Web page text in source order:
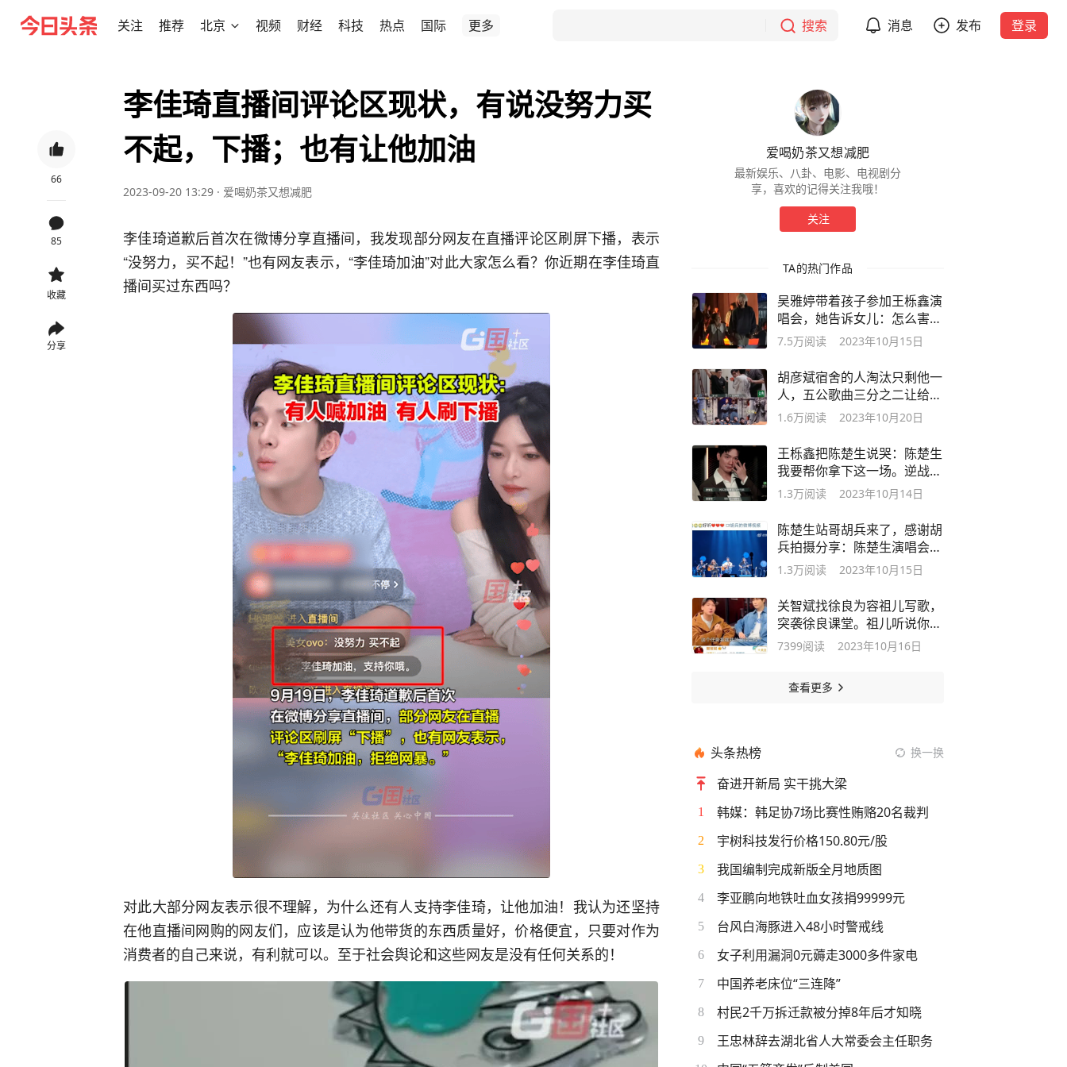
关注 推荐 北京 视频 财经 科技 热点 国际 更多 搜索 消息 发布 登录
66
85
收藏
分享
李佳琦直播间评论区现状，有说没努力买
不起，下播；也有让他加油
2023-09-20 13:29 · 爱喝奶茶又想减肥
李佳琦道歉后首次在微博分享直播间，我发现部分网友在直播评论区刷屏下播，表示
“没努力，买不起！”也有网友表示，“李佳琦加油”对此大家怎么看？你近期在李佳琦直
播间买过东西吗？
对此大部分网友表示很不理解，为什么还有人支持李佳琦，让他加油！我认为还坚持
在他直播间网购的网友们，应该是认为他带货的东西质量好，价格便宜，只要对作为
消费者的自己来说，有利就可以。至于社会舆论和这些网友是没有任何关系的！
爱喝奶茶又想减肥
最新娱乐、八卦、电影、电视剧分
享，喜欢的记得关注我哦！
关注
TA的热门作品
吴雅婷带着孩子参加王栎鑫演
唱会，她告诉女儿：怎么害怕
都别后退
7.5万阅读 2023年10月15日
胡彦斌宿舍的人淘汰只剩他一
人，五公歌曲三分之二让给弹
壳唱
1.6万阅读 2023年10月20日
王栎鑫把陈楚生说哭：陈楚生
我要帮你拿下这一场。逆战倒
数第一
1.3万阅读 2023年10月14日
陈楚生站哥胡兵来了，感谢胡
兵拍摄分享：陈楚生演唱会视
频
1.3万阅读 2023年10月15日
关智斌找徐良为容祖儿写歌，
突袭徐良课堂。祖儿听说你是
爆款来的
7399阅读 2023年10月16日
查看更多
头条热榜 换一换
奋进开新局 实干挑大梁
1 韩媒：韩足协7场比赛性贿赂20名裁判
2 宇树科技发行价格150.80元/股
3 我国编制完成新版全月地质图
4 李亚鹏向地铁吐血女孩捐99999元
5 台风白海豚进入48小时警戒线
6 女子利用漏洞0元薅走3000多件家电
7 中国养老床位“三连降”
8 村民2千万拆迁款被分掉8年后才知晓
9 王忠林辞去湖北省人大常委会主任职务